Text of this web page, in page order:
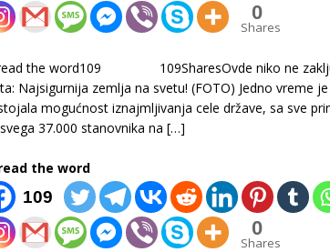
0
Shares
the word109 109SharesOvde niko ne
Najsigurnija zemlja na svetu! (FOTO) Jedno vreme je
mogućnost iznajmljivanja cele države, sa sve
37.000 stanovnika na […]
the word
109
0
Shares